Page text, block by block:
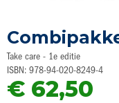
Take care - 1e editie
ISBN: 978-94-020-8249-4
€ 62,50
het
begin
van
de
afbeeldingen-